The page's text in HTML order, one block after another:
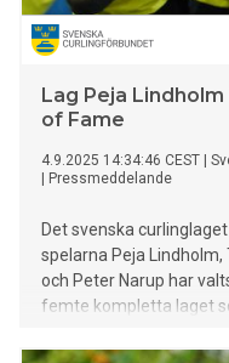
Lag Peja Lindholm
of Fame
4.9.2025 14:34:46 CEST
Pressmeddelande
Det svenska
spelarna Peja
och Peter Narup har
femte kompletta laget